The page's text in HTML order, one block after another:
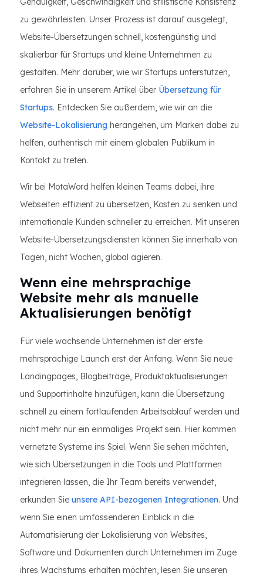
zu gewährleisten. Unser Prozess ist darauf ausgelegt,
Website-Übersetzungen schnell, kostengünstig und
skalierbar für Startups und kleine Unternehmen zu
gestalten. Mehr darüber, wie wir Startups unterstützen,
erfahren Sie in unserem Artikel über Übersetzung für
Startups. Entdecken Sie außerdem, wie wir an die
Website-Lokalisierung herangehen, um Marken dabei zu
helfen, authentisch mit einem globalen Publikum in
Kontakt zu treten.
Wir bei MotaWord helfen kleinen Teams dabei, ihre
Webseiten effizient zu übersetzen, Kosten zu senken und
internationale Kunden schneller zu erreichen. Mit unseren
Website-Übersetzungsdiensten können Sie innerhalb von
Tagen, nicht Wochen, global agieren.
Wenn eine mehrsprachige
Website mehr als manuelle
Aktualisierungen benötigt
Für viele wachsende Unternehmen ist der erste
mehrsprachige Launch erst der Anfang. Wenn Sie neue
Landingpages, Blogbeiträge, Produktaktualisierungen
und Supportinhalte hinzufügen, kann die Übersetzung
schnell zu einem fortlaufenden Arbeitsablauf werden und
nicht mehr nur ein einmaliges Projekt sein. Hier kommen
vernetzte Systeme ins Spiel. Wenn Sie sehen möchten,
wie sich Übersetzungen in die Tools und Plattformen
integrieren lassen, die Ihr Team bereits verwendet,
erkunden Sie unsere API-bezogenen Integrationen. Und
wenn Sie einen umfassenderen Einblick in die
Automatisierung der Lokalisierung von Websites,
Software und Dokumenten durch Unternehmen im Zuge
ihres Wachstums erhalten möchten, lesen Sie unseren